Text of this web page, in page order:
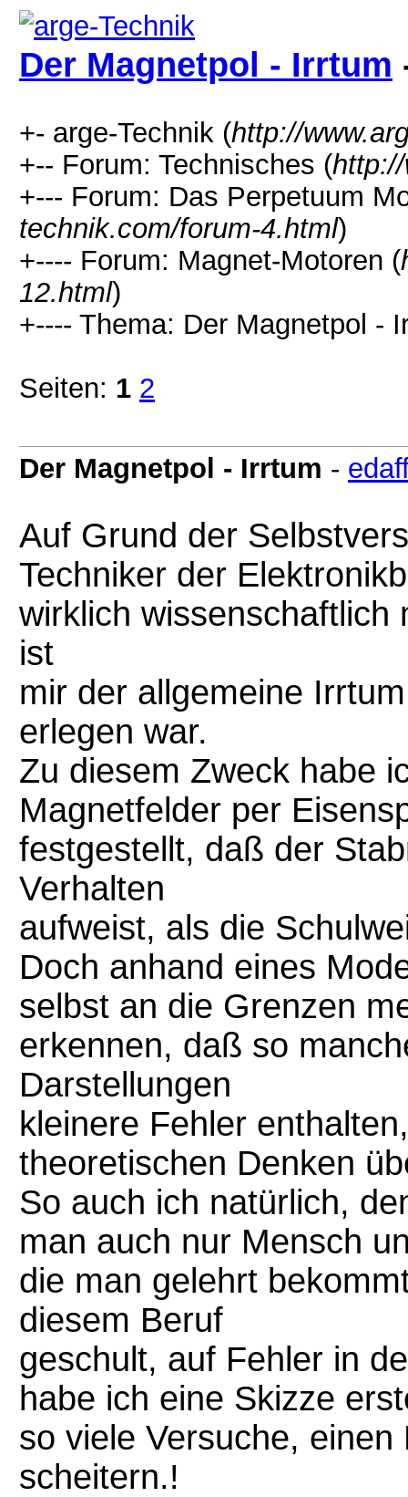
Der Magnetpol - Irrtum
+- arge-Technik (http://
+-- Forum: Technisches (
+--- Forum: Das Perpetuum
technik.com/forum-4.html)
+---- Forum: Magnet-Motoren (
12.html)
+---- Thema: Der Magnetpol -
Seiten: 1 2
Der Magnetpol - Irrtum -
Auf Grund der
Techniker der
wirklich
ist
mir der allgemeine
erlegen war.
Zu diesem Zweck habe
Magnetfelder per
festgestellt, daß der
Verhalten
aufweist, als die
Doch anhand eines
selbst an die Grenzen
erkennen, daß so
Darstellungen
kleinere Fehler
theoretischen Denken
So auch ich natürlich,
man auch nur Mensch
die man gelehrt
diesem Beruf
geschult, auf Fehler in
habe ich eine Skizze
so viele Versuche,
scheitern.!